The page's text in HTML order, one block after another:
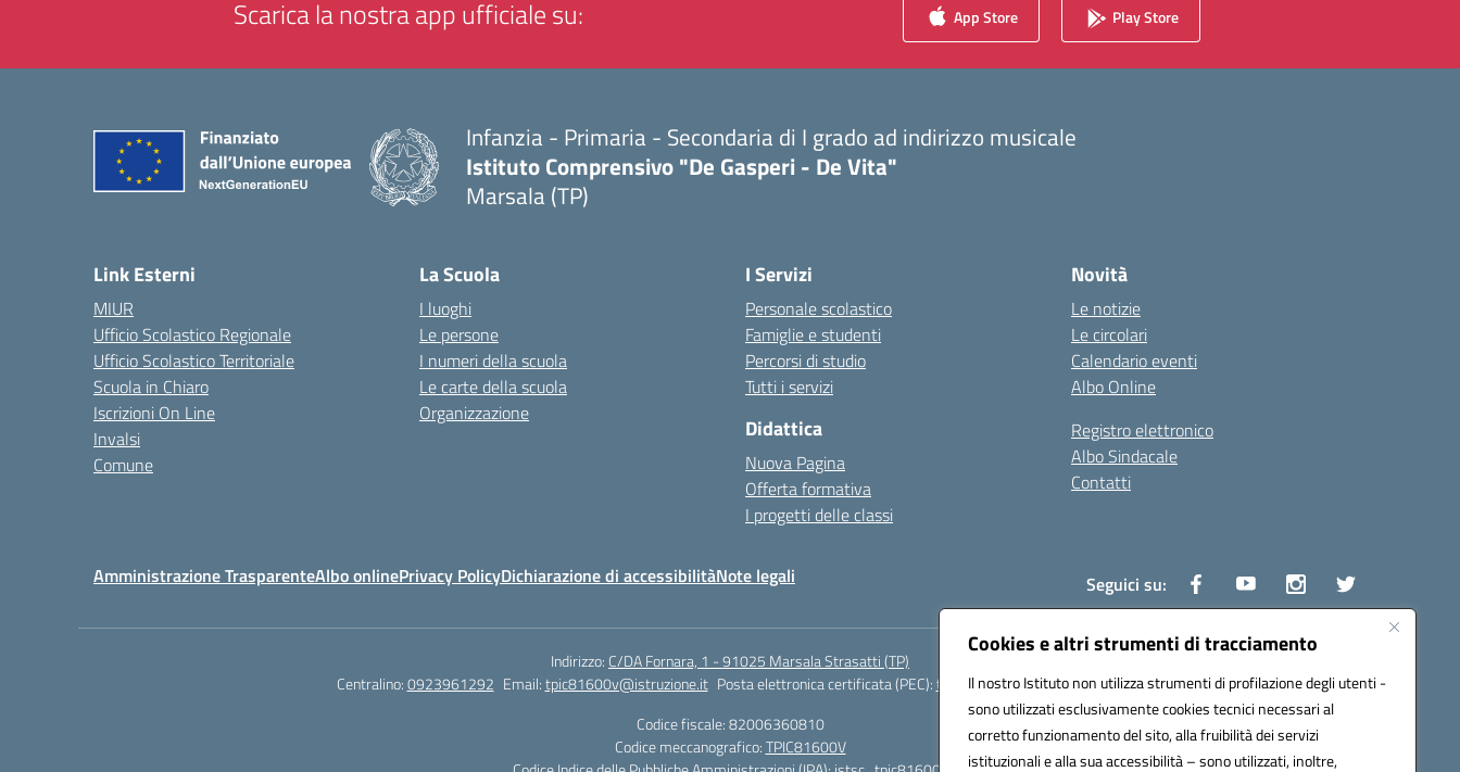
Cookies e altri strumenti di tracciamento
Il nostro Istituto non utilizza strumenti di profilazione degli utenti -
sono utilizzati esclusivamente cookies tecnici necessari al
corretto funzionamento del sito, alla fruibilità dei servizi
istituzionali e alla sua accessibilità – sono utilizzati, inoltre,
Scarica la nostra app ufficiale su: App Store Play Store
Infanzia - Primaria - Secondaria di I grado ad indirizzo musicale
Istituto Comprensivo "De Gasperi - De Vita"
Marsala (TP)
Link Esterni
MIUR
Ufficio Scolastico Regionale
Ufficio Scolastico Territoriale
Scuola in Chiaro
Iscrizioni On Line
Invalsi
Comune
La Scuola
I luoghi
Le persone
I numeri della scuola
Le carte della scuola
Organizzazione
I Servizi
Personale scolastico
Famiglie e studenti
Percorsi di studio
Tutti i servizi
Didattica
Nuova Pagina
Offerta formativa
I progetti delle classi
Novità
Le notizie
Le circolari
Calendario eventi
Albo Online
Registro elettronico
Albo Sindacale
Contatti
Amministrazione TrasparenteAlbo onlinePrivacy PolicyDichiarazione di accessibilitàNote legali Seguici su:
Indirizzo: C/DA Fornara, 1 - 91025 Marsala Strasatti (TP)
Centralino:0923961292 Email:tpic81600v@istruzione.it Posta elettronica certificata (PEC):tpic81600v@pec.istruzione.it
Codice fiscale: 82006360810
Codice meccanografico:TPIC81600V